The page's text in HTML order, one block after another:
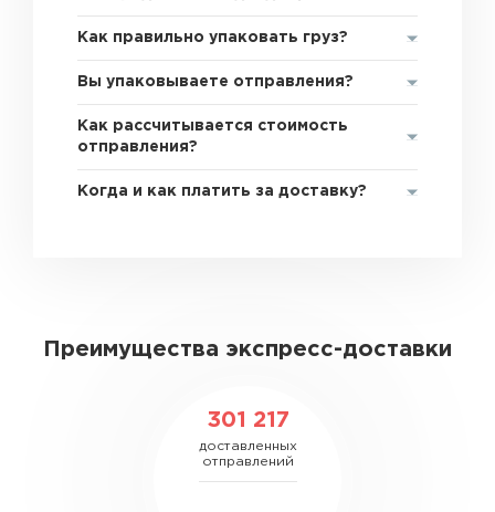
Как правильно упаковать груз?
Вы упаковываете отправления?
Как рассчитывается стоимость
отправления?
Когда и как платить за доставку?
Преимущества экспресс-доставки
301 217
доставленных
отправлений